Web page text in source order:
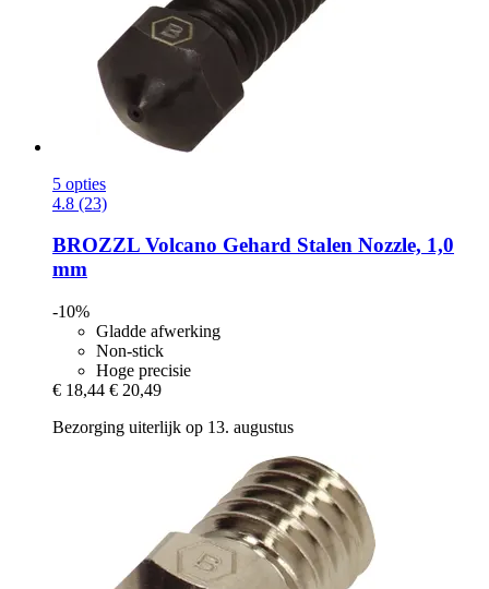
5 opties
4.8 (23)
BROZZL Volcano Gehard Stalen Nozzle, 1,0
mm
-10%
Gladde afwerking
Non-stick
Hoge precisie
€ 18,44 € 20,49
Bezorging uiterlijk op 13. augustus